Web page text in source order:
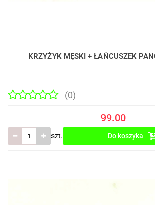
KRZYŻYK MĘSKI + ŁAŃCUSZEK
(0)
99.00
szt. Do koszyka